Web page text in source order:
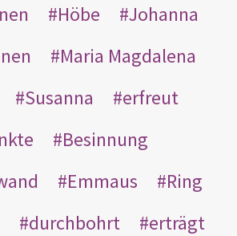
Höbe
Johanna
Maria Magdalena
Susanna
erfreut
Besinnung
Emmaus
Ring
durchbohrt
erträgt